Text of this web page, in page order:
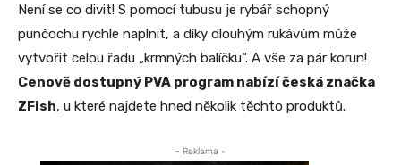
Není se co divit! S pomocí tubusu je rybář schopný
punčochu rychle naplnit, a díky dlouhým rukávům může
vytvořit celou řadu „krmných balíčku“. A vše za pár korun!
Cenově dostupný PVA program nabízí česká značka
ZFish, u které najdete hned několik těchto produktů.
- Reklama -